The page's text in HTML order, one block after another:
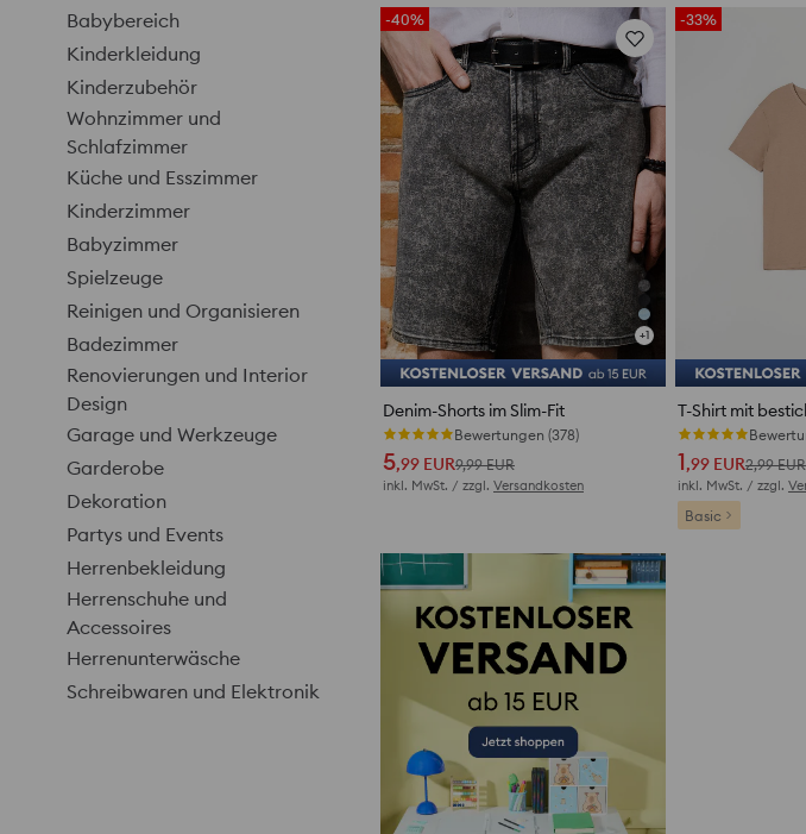
Babybereich
Kinderkleidung
Kinderzubehör
Wohnzimmer und
Schlafzimmer
Küche und Esszimmer
Kinderzimmer
Babyzimmer
Spielzeuge
Reinigen und Organisieren
Badezimmer
Renovierungen und Interior
Design
Garage und Werkzeuge
Garderobe
Dekoration
Partys und Events
Herrenbekleidung
Herrenschuhe und
Accessoires
Herrenunterwäsche
Schreibwaren und Elektronik
-40%
+1
Denim-Shorts im Slim-Fit
Bewertungen (378)
5,99 EUR9,99 EUR
inkl. MwSt. / zzgl. Versandkosten
-33%
T-Shirt mit
1,99 EUR2,99 EUR
inkl. MwSt. / zzgl.
Basic